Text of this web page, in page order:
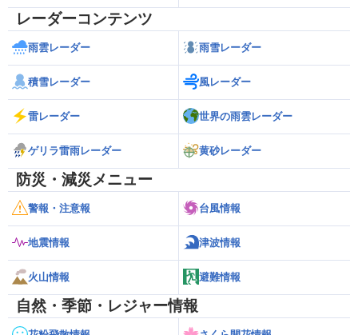
レーダーコンテンツ
雨雲レーダー 雨雪レーダー
積雪レーダー 風レーダー
雷レーダー 世界の雨雲レーダー
ゲリラ雷雨レーダー 黄砂レーダー
防災・減災メニュー
警報・注意報 台風情報
地震情報 津波情報
火山情報 避難情報
自然・季節・レジャー情報